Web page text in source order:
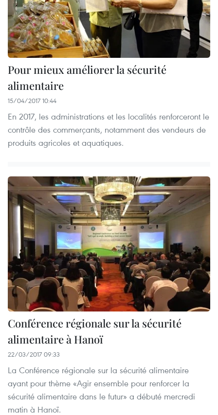
Pour mieux améliorer la sécurité
alimentaire
15/04/2017 10:44
En 2017, les administrations et les localités renforceront le
contrôle des commerçants, notamment des vendeurs de
produits agricoles et aquatiques.
Conférence régionale sur la sécurité
alimentaire à Hanoï
22/03/2017 09:33
La Conférence régionale sur la sécurité alimentaire
ayant pour thème «Agir ensemble pour renforcer la
sécurité alimentaire dans le futur» a débuté mercredi
matin à Hanoï.